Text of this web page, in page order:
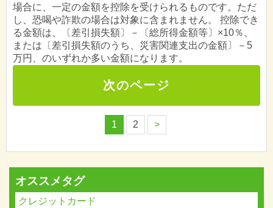
場合に、一定の金額を控除を受けられるものです。ただ
し、恐喝や詐欺の場合は対象に含まれません。 控除でき
る金額は、〔差引損失額〕－〔総所得金額等〕×10％、
または〔差引損失額のうち、災害関連支出の金額〕－5
万円、のいずれか多い金額になります。
次のページ
1 2 >
オススメタグ
クレジットカード